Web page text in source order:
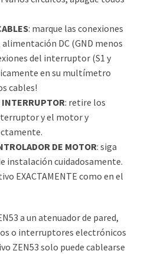
: marque las conexiones
DC (GND menos
del interruptor (S1 y
en su multímetro
cables!
INTERRUPTOR: retire los
y el motor y
DE MOTOR: siga
instalación cuidadosamente.
EXACTAMENTE como en el
a un atenuador de pared,
o interruptores electrónicos
ZEN53 solo puede cablearse